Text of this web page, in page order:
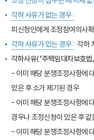
각하 사유가 없는 경우 :
피신청인에게 조정참여의사
각하 사유가 있는 경우 : 각하
각하사유(「주택임대차보호법
- 이미 해당 분쟁조정사항에
있은 후 소가 제기된 경우
- 이미 해당 분쟁조정사항에
경우나 조정신청이 있은 후
- 이미 해당 분쟁조정사항에